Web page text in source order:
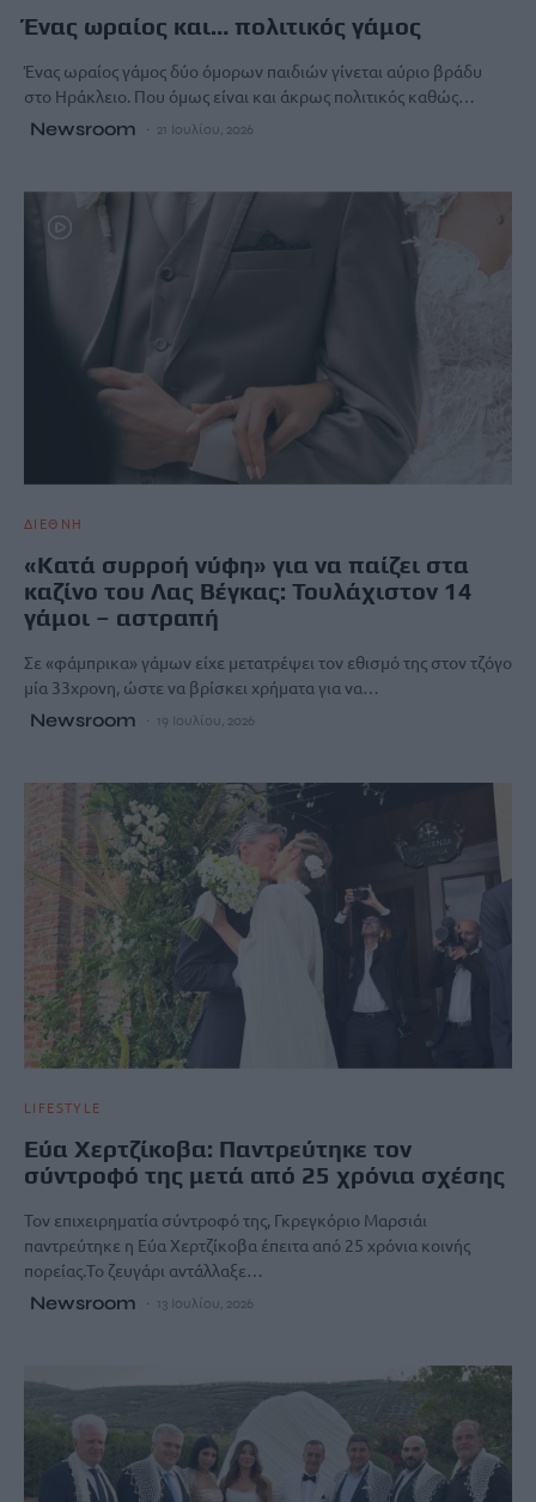
Ένας ωραίος και… πολιτικός γάμος
Ένας ωραίος γάμος δύο όμορων παιδιών γίνεται αύριο βράδυ
στο Ηράκλειο. Που όμως είναι και άκρως πολιτικός καθώς…
Newsroom 21 Ιουλίου, 2026
ΔΙΕΘΝΗ
«Κατά συρροή νύφη» για να παίζει στα
καζίνο του Λας Βέγκας: Τουλάχιστον 14
γάμοι – αστραπή
Σε «φάμπρικα» γάμων είχε μετατρέψει τον εθισμό της στον τζόγο
μία 33χρονη, ώστε να βρίσκει χρήματα για να…
Newsroom 19 Ιουλίου, 2026
LIFESTYLE
Εύα Χερτζίκοβα: Παντρεύτηκε τον
σύντροφό της μετά από 25 χρόνια σχέσης
Τον επιχειρηματία σύντροφό της, Γκρεγκόριο Μαρσιάι
παντρεύτηκε η Εύα Χερτζίκοβα έπειτα από 25 χρόνια κοινής
πορείας.Το ζευγάρι αντάλλαξε…
Newsroom 13 Ιουλίου, 2026